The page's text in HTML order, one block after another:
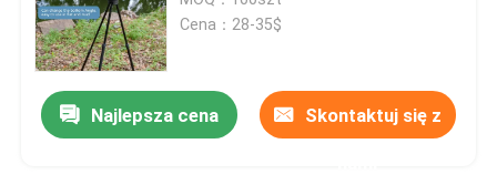
Kij myśliwski
Statyw myśliwski
Cena：28-35$
Najlepsza cena Skontaktuj się z